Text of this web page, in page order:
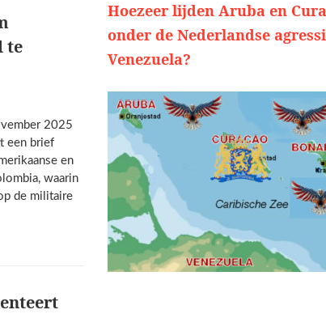
te
2025
een brief
en
waarin
de militaire
Hoezeer lijden Aruba en
onder de Nederlandse
Venezuela?